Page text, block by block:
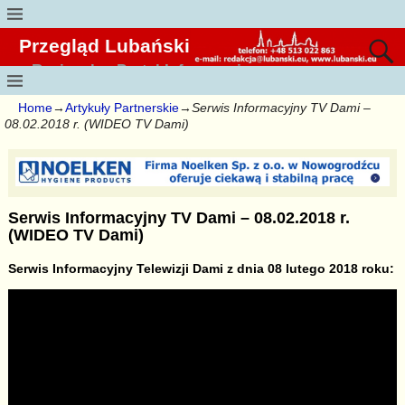
Przegląd Lubański
Regionalny Portal Informacyjny
Home→Artykuły Partnerskie→Serwis Informacyjny TV Dami –
08.02.2018 r. (WIDEO TV Dami)
Serwis Informacyjny TV Dami – 08.02.2018 r.
(WIDEO TV Dami)
Serwis Informacyjny Telewizji Dami z dnia 08 lutego 2018 roku: